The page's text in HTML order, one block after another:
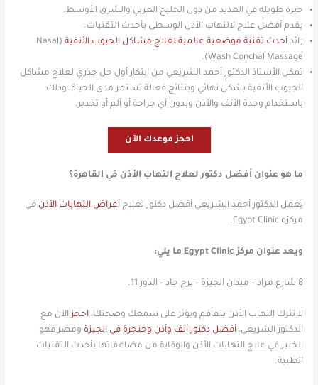
خبرة طويلة في العديد من دول الخليج العربي والشرق الأوسط.
يقدم أفضل علاج لالتهاب الأذن الوسطى بأحدث التقنيات.
رائدأحدث تقنية موضعية عالمية لعلاج مشاكل الجيوب الأنفية
(Nasal
Wash Conchal Massage).
تمكن الأستاذ الدكتور أحمد الشريعي من ابتكار أول حل جذري لعلاج مشاكل
الجيوب الأنفية بشكل نهائي وبنتائج فعالة تستمر مدى الحياة، وذلك
باستخدام وحدة الأنف والأذن وبدون أي جراحة أو ألم أو تخدير.
احجز موعدك الآن
ما هو عنوان أفضل دكتور لعلاج التهاب الأذن في القاهرة؟
يعمل الدكتور أحمد الشريعي أفضل دكتور لعلاجأعراض التهابات الأذن في
مركزه Egypt Clinic.
ويعد عنوان مركز Egypt Clinic ما يلي:
8 شارع مراد – ميدان الجيزة – برج جاد – الدور 11.
لا تترك التهاب الأذن يتفاقم ويؤثر على سمعك وصحتك!احجز الآن مع
الدكتور الشريعي، أفضل دكتور أنف وأذن وحنجرة في الجيزة ومصر فهو
الخبير في علاج التهابات الأذن والوقاية من مضاعفاتها بأحدث التقنيات
الطبية.